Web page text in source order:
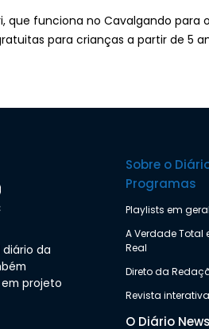
que funciona no Cavalgando para
para crianças a partir de 5
da
projeto
Sobre o
Programas
Playlists em geral
A Verdade Total
Real
Direto da
Revista interativa
O Diário News